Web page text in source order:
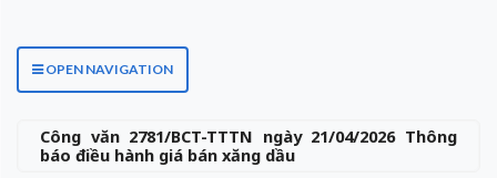
OPEN NAVIGATION
Công văn 2781/BCT-TTTN ngày 21/04/2026 Thông
báo điều hành giá bán xăng dầu